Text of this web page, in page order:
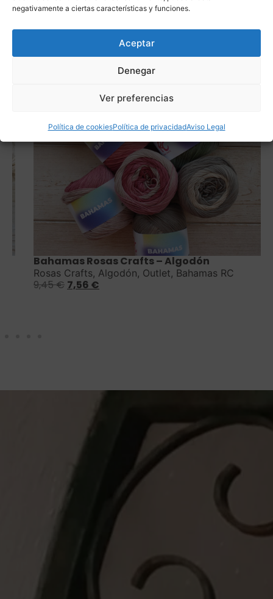
negativamente a ciertas características y funciones.
Aceptar
Denegar
Ver preferencias
Política de cookiesPolítica de privacidadAviso Legal
Bahamas Rosas Crafts – Algodón
Rosas Crafts,Algodón,Outlet,Bahamas RC
9,45€7,56€